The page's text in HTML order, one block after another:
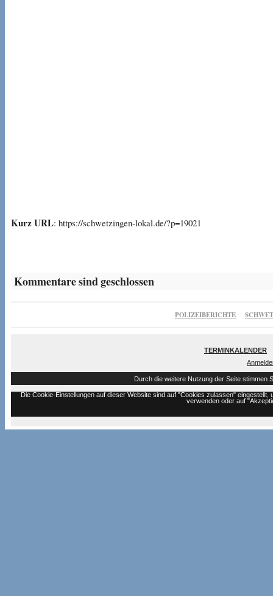
Kurz URL: https://schwetzingen-lokal.de/?p=19021
Kommentare sind geschlossen
POLIZEIBERICHTE
TERMINKALENDER
Durch die weitere Nutzung der Seite stimmen
Die Cookie-Einstellungen auf dieser Website sind auf "Cookies zulassen"
verwenden oder auf